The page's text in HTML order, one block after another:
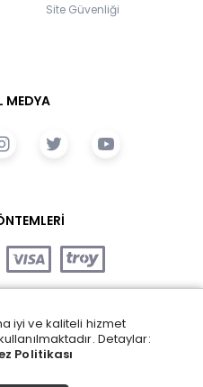
Site Güvenliği
MEDYA
iyi ve kaliteli hizmet
Detaylar:
Politikası